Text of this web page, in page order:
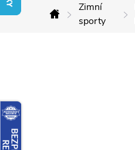
Domů
Zimní
sporty